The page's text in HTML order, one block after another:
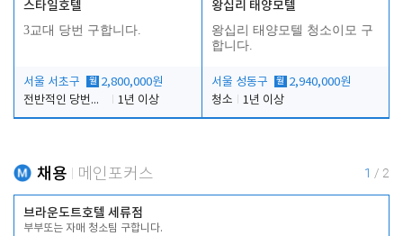
스타일호텔
3교대 당번 구합니다.
서울 서초구 월 2,800,000원
전반적인 당번업무
1년 이상
왕십리 태양모텔
왕십리 태양모텔 청소이모 구
합니다.
서울 성동구 월 2,940,000원
청소
1년 이상
채용 메인포커스 1 / 2
브라운도트호텔 세류점
부부또는 자매 청소팀 구합니다.